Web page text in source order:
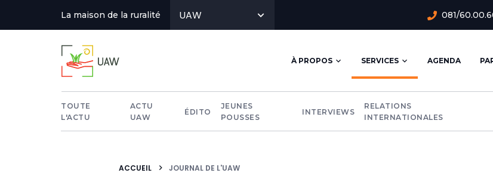
La maison de la ruralité UAW 081/
Navigation
principale
À PROPOS SERVICES AGENDA
Actus
menu
TOUTE
L'ACTU
ACTU
UAW
ÉDITO
JEUNES
POUSSES
INTERVIEWS
RELATIONS
INTERNATIONALES
ACCUEIL JOURNAL DE L'UAW